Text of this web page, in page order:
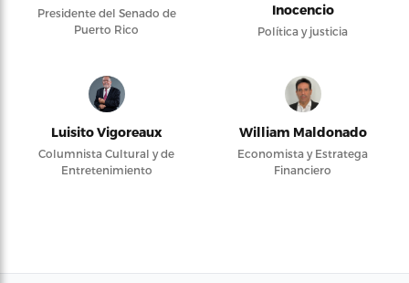
Presidente del Senado de
Puerto Rico
Inocencio
Política y justicia
Luisito Vigoreaux
Columnista Cultural y de
Entretenimiento
William Maldonado
Economista y Estratega
Financiero